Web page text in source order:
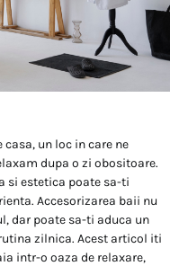
un loc in care ne
dupa o zi obositoare.
si estetica poate sa-ti
Accesorizarea baii nu
dar poate sa-ti aduca un
zilnica. Acest articol iti
intr-o oaza de relaxare,